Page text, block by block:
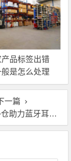
品标签出错
是怎么处理
一篇
卖家破局：从退货难题到增长引擎